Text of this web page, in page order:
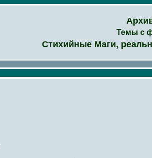
Темы с
Стихийные Маги,